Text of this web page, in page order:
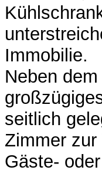
Immobilie.
Neben
seitlich
Zimmer
Gäste-